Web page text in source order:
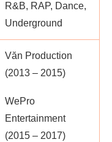
R&B, RAP, Dance,
Underground
Văn Production
(2013 – 2015)
WePro
Entertainment
(2015 – 2017)